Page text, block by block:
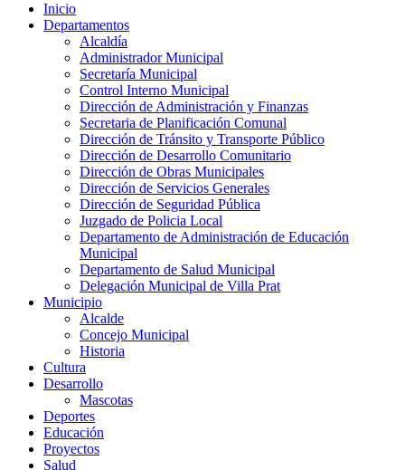
Inicio
Departamentos
Alcaldía
Administrador Municipal
Secretaría Municipal
Control Interno Municipal
Dirección de Administración y Finanzas
Secretaria de Planificación Comunal
Dirección de Tránsito y Transporte Público
Dirección de Desarrollo Comunitario
Dirección de Obras Municipales
Dirección de Servicios Generales
Dirección de Seguridad Pública
Juzgado de Policia Local
Departamento de Administración de Educación
Municipal
Departamento de Salud Municipal
Delegación Municipal de Villa Prat
Municipio
Alcalde
Concejo Municipal
Historia
Cultura
Desarrollo
Mascotas
Deportes
Educación
Proyectos
Salud